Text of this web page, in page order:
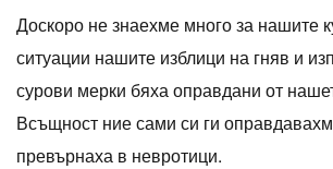
Доскоро не знаехме много за нашите
ситуации нашите изблици на гняв и
сурови мерки бяха оправдани от
Всъщност ние сами си ги
превърнаха в невротици.